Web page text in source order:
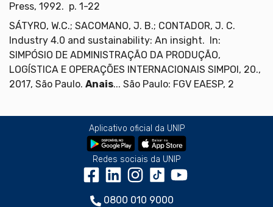
Press, 1992. p. 1-22
SÁTYRO, W.C.; SACOMANO, J. B.; CONTADOR, J. C.
Industry 4.0 and sustainability: An insight. In:
SIMPÓSIO DE ADMINISTRAÇÃO DA PRODUÇÃO,
LOGÍSTICA E OPERAÇÕES INTERNACIONAIS SIMPOI, 20.,
2017, São Paulo. Anais... São Paulo: FGV EAESP, 2
Aplicativo oficial da UNIP
Redes sociais da UNIP
0800 010 9000